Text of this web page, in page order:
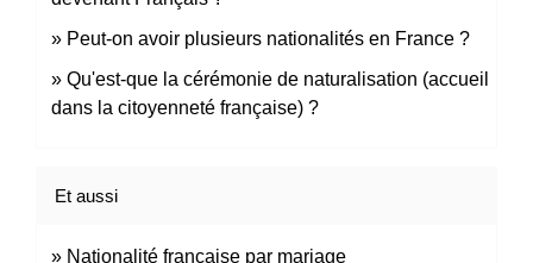
Peut-on avoir plusieurs nationalités en France ?
Qu'est-que la cérémonie de naturalisation (accueil
dans la citoyenneté française) ?
Et aussi
Nationalité française par mariage